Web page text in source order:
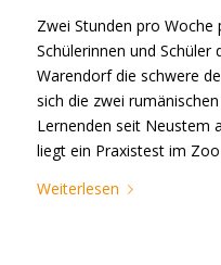
Zwei Stunden pro Woche
Schülerinnen und
Warendorf die schwere
sich die zwei
Lernenden seit Neustem
liegt ein Praxistest im
Weiterlesen